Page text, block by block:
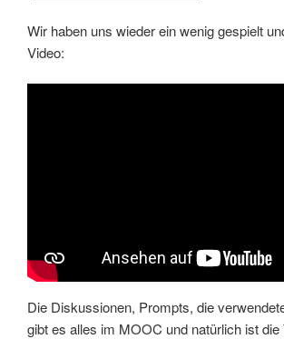
Wir haben uns wieder ein wenig gespielt
Video:
Die Diskussionen, Prompts, die
gibt es alles im MOOC und natürlich ist die